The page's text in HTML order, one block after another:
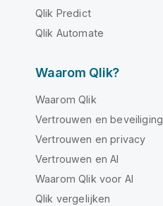
Qlik Predict
Qlik Automate
Waarom Qlik?
Waarom Qlik
Vertrouwen en beveiliging
Vertrouwen en privacy
Vertrouwen en AI
Waarom Qlik voor AI
Qlik vergelijken